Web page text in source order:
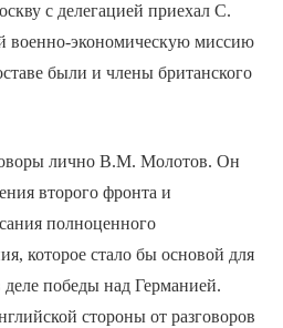
с делегацией приехал С.
военно-экономическую миссию
были и члены британского
лично В.М. Молотов. Он
второго фронта и
полноценного
которое стало бы основой для
деле победы над Германией.
стороны от разговоров